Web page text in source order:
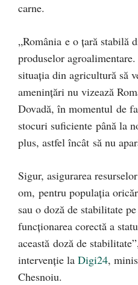
carne.
„România e o țară stabilă
produselor
situația din agricultură să
amenințări nu vizează
Dovadă, în momentul de
stocuri suficiente până la
plus, astfel încât să nu
Sigur, asigurarea
om, pentru populația
sau o doză de stabilitate
funcționarea corectă a
această doză de
intervenție la Digi24,
Chesnoiu.